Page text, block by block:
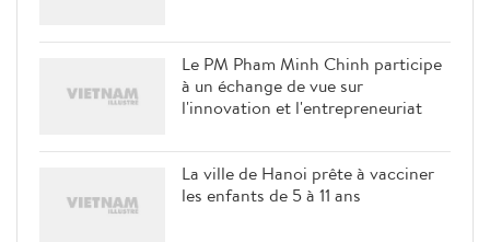
Le PM Pham Minh Chinh participe
à un échange de vue sur
l'innovation et l'entrepreneuriat
La ville de Hanoi prête à vacciner
les enfants de 5 à 11 ans